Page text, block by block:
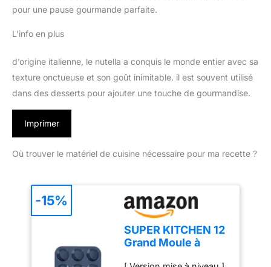
pour une pause gourmande parfaite.
L’info en plus
d’origine italienne, le nutella a conquis le monde entier avec sa
texture onctueuse et son goût inimitable. il est souvent utilisé
dans des desserts pour ajouter une touche de gourmandise.
Imprimer
Où trouver le matériel de cuisine nécessaire pour ma recette ?
SUPER KITCHEN 12
Grand Moule à
-15%